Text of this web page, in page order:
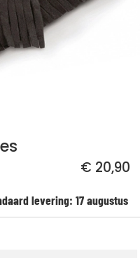
€ 20,90
levering: 17 augustus